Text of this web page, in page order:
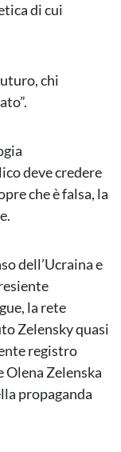
di cui
chi
deve credere
che è falsa, la
dell’Ucraina e
la rete
Zelensky quasi
registro
Olena Zelenska
propaganda